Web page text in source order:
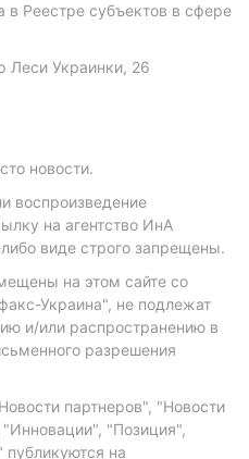
Реестре субъектов в сфере
Леси Украинки, 26
новости.
воспроизведение
на агентство ИнА
виде строго запрещены.
на этом сайте со
Украина", не подлежат
и/или распространению в
разрешения
партнеров", "Новости
"Позиция",
на